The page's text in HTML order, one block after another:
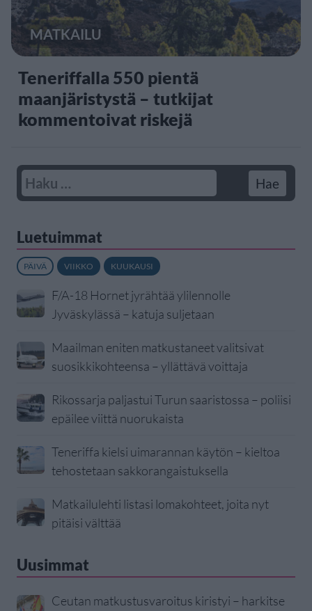
MATKAILU
Teneriffalla 550 pientä
maanjäristystä – tutkijat
kommentoivat riskejä
Luetuimmat
PÄIVÄ VIIKKO KUUKAUSI
F/A-18 Hornet jyrähtää ylilennolle
Jyväskylässä – katuja suljetaan
Maailman eniten matkustaneet valitsivat
suosikkikohteensa – yllättävä voittaja
Rikossarja paljastui Turun saaristossa – poliisi
epäilee viittä nuorukaista
Teneriffa kielsi uimarannan käytön – kieltoa
tehostetaan sakkorangaistuksella
Matkailulehti listasi lomakohteet, joita nyt
pitäisi välttää
Uusimmat
Ceutan matkustusvaroitus kiristyi – harkitse